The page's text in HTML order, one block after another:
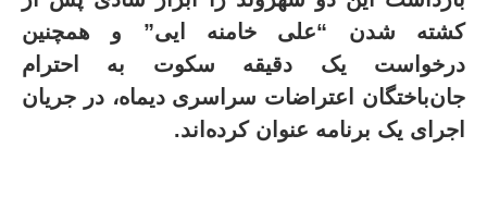
کشته شدن “علی خامنه ایی” و همچنین
درخواست یک دقیقه سکوت به احترام
جان‌باختگان اعتراضات سراسری دیماه، در جریان
اجرای یک برنامه عنوان کرده‌اند.